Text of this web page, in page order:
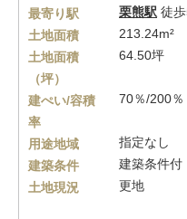
最寄り駅
栗熊駅 徒
土地面積
213.24m²
土地面積
（坪）
64.50坪
建ぺい/容積
率
70％/200％
用途地域
指定なし
建築条件
建築条件付
土地現況
更地